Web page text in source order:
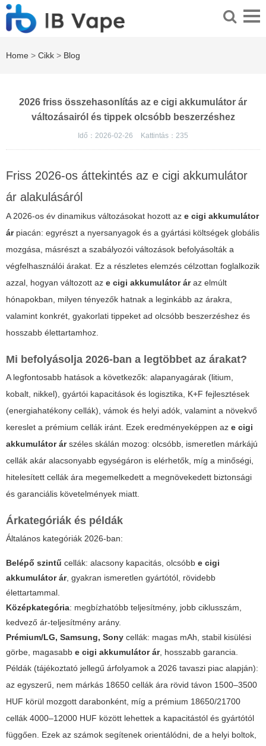
Home > Cikk > Blog
2026 friss összehasonlítás az e cigi akkumulátor ár
változásairól és tippek olcsóbb beszerzéshez
Idő：2026-02-26 Kattintás： 235
Friss 2026-os áttekintés az e cigi akkumulátor
ár alakulásáról
A 2026-os év dinamikus változásokat hozott az e cigi akkumulátor
árpiacán: egyrészt a nyersanyagok és a gyártási költségek globális
mozgása, másrészt a szabályozói változások befolyásolták a
végfelhasználói árakat. Ez a részletes elemzés célzottan foglalkozik
azzal, hogyan változott az e cigi akkumulátor áraz elmúlt
hónapokban, milyen tényezők hatnak a leginkább az árakra,
valamint konkrét, gyakorlati tippeket ad olcsóbb beszerzéshez és
hosszabb élettartamhoz.
Mi befolyásolja 2026-ban a legtöbbet az árakat?
A legfontosabb hatások a következők: alapanyagárak (litium,
kobalt, nikkel), gyártói kapacitások és logisztika, K+F fejlesztések
(energiahatékony cellák), vámok és helyi adók, valamint a növekvő
kereslet a prémium cellák iránt. Ezek eredményeképpen az e cigi
akkumulátor árszéles skálán mozog: olcsóbb, ismeretlen márkájú
cellák akár alacsonyabb egységáron is elérhetők, míg a minőségi,
hitelesített cellák ára megemelkedett a megnövekedett biztonsági
és garanciális követelmények miatt.
Árkategóriák és példák
Általános kategóriák 2026-ban:
Belépő szintű cellák: alacsony kapacitás, olcsóbb e cigi
akkumulátor ár, gyakran ismeretlen gyártótól, rövidebb
élettartammal.
Középkategória: megbízhatóbb teljesítmény, jobb ciklusszám,
kedvező ár-teljesítmény arány.
Prémium/LG, Samsung, Sony cellák: magas mAh, stabil kisülési
görbe, magasabb e cigi akkumulátor ár, hosszabb garancia.
Példák (tájékoztató jellegű árfolyamok a 2026 tavaszi piac alapján):
az egyszerű, nem márkás 18650 cellák ára rövid távon 1500–3500
HUF körül mozgott darabonként, míg a prémium 18650/21700
cellák 4000–12000 HUF között lehettek a kapacitástól és gyártótól
függően. Ezek az számok segítenek orientálódni, de a helyi boltok,